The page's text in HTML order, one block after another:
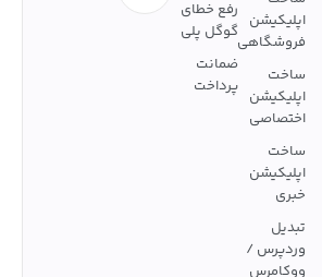
اپلیکیشن
فروشگاهی
ساخت
اپلیکیشن
اختصاصی
ساخت
اپلیکیشن
خبری
تبدیل
وردپرس /
ووکامرس
رفع خطای
گوگل پلی
ضمانت
پرداخت